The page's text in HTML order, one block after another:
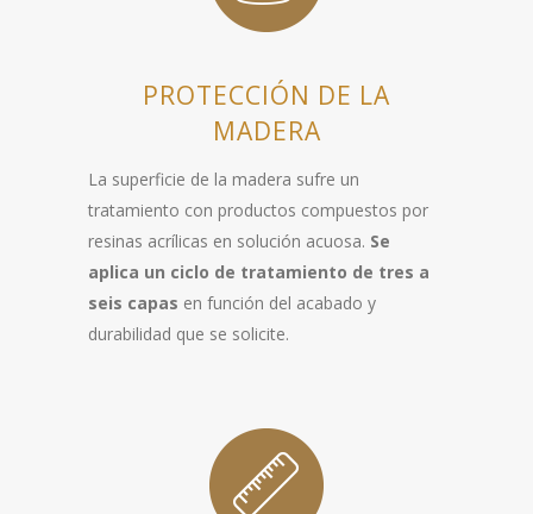
PROTECCIÓN DE LA
MADERA
La superficie de la madera sufre un
tratamiento con productos compuestos por
resinas acrílicas en solución acuosa. Se
aplica un ciclo de tratamiento de tres a
seis capas en función del acabado y
durabilidad que se solicite.